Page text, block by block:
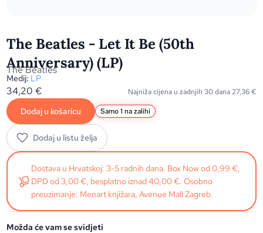
The Beatles - Let It Be (50th
Anniversary) (LP)
The Beatles
Medij: LP
34,20€ Najniža cijena u zadnjih 30 dana 27,36€
Dodaj u košaricu Samo 1 na zalihi
Dodaj u listu želja
Dostava u Hrvatskoj: 3-5 radnih dana. Box Now od 0,99 €,
DPD od 3,00 €, besplatno iznad 40,00 €. Osobno
preuzimanje: Menart knjižara, Avenue Mall Zagreb.
Možda će vam se svidjeti